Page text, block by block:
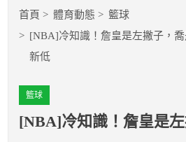
籃球
棒球
球隊數據
首頁 體育動態
籃球
[NBA]冷知識！詹皇是左撇子，
新低
籃球
[NBA]冷知識！詹皇是